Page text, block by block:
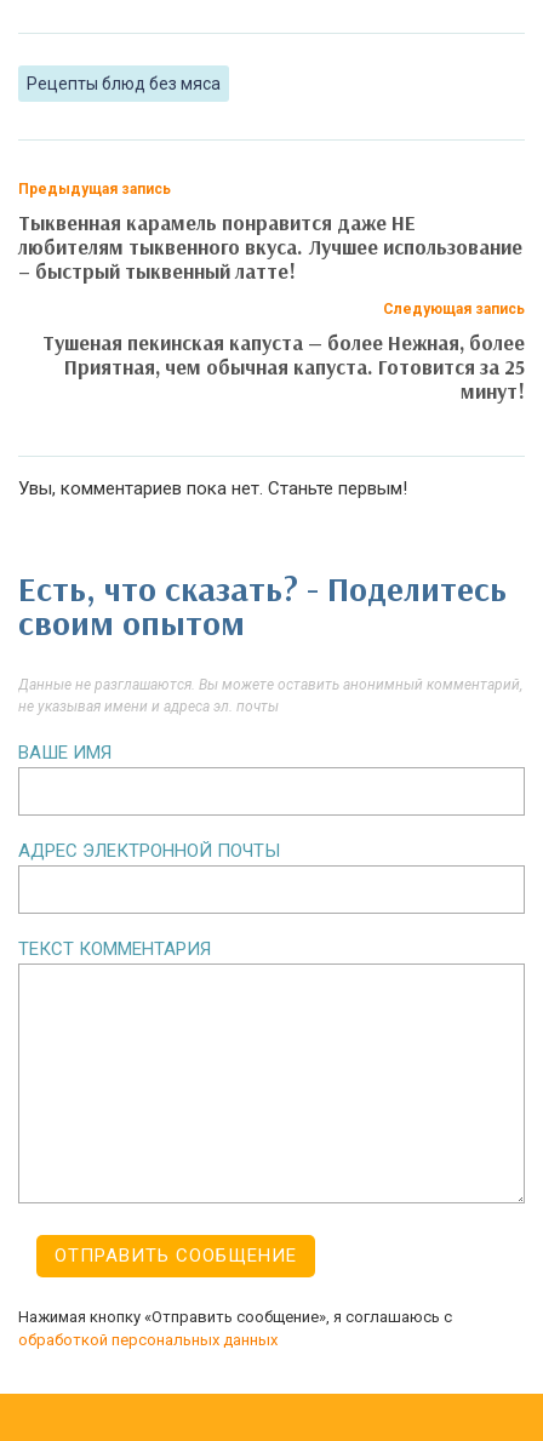
Рецепты блюд без мяса
Предыдущая запись
Тыквенная карамель понравится даже НЕ
любителям тыквенного вкуса. Лучшее использование
– быстрый тыквенный латте!
Следующая запись
Тушеная пекинская капуста — более Нежная, более
Приятная, чем обычная капуста. Готовится за 25
минут!
Увы, комментариев пока нет. Станьте первым!
Есть, что сказать? - Поделитесь
своим опытом
Данные не разглашаются. Вы можете оставить анонимный комментарий,
не указывая имени и адреса эл. почты
ВАШЕ ИМЯ
АДРЕС ЭЛЕКТРОННОЙ ПОЧТЫ
ТЕКСТ КОММЕНТАРИЯ
Нажимая кнопку «Отправить сообщение», я соглашаюсь с
обработкой персональных данных